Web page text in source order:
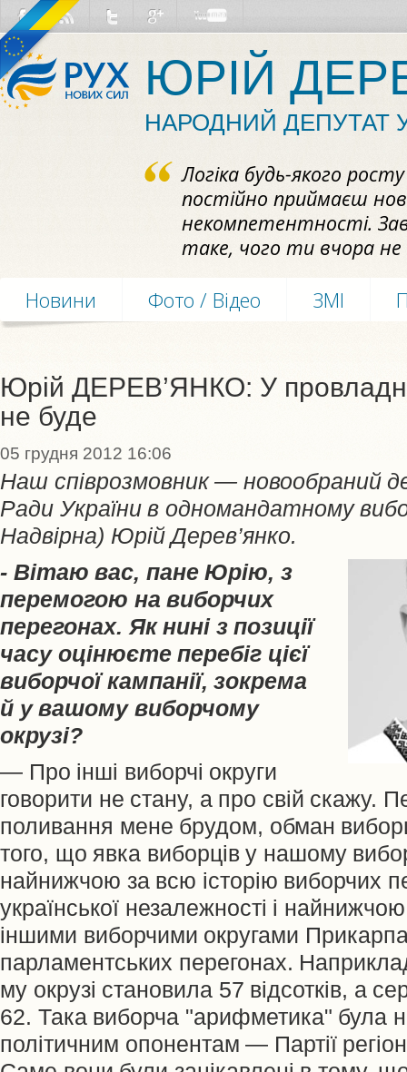
ЮРІЙ
НАРОДНИЙ ДЕПУТАТ
Логіка будь-якого
постійно приймаєш
некомпетентності.
таке, чого ти вчора не
Новини Фото / Відео ЗМІ
Юрій ДЕРЕВ’ЯНКО: У
не буде
05 грудня 2012 16:06
Наш співрозмовник — новообраний
Ради України в одномандатному
Надвірна) Юрій Дерев’янко.
- Вітаю вас, пане Юрію, з
перемогою на виборчих
перегонах. Як нині з позиції
часу оцінюєте перебіг цієї
виборчої кампанії, зокрема
й у вашому виборчому
окрузі?
— Про інші виборчі округи
говорити не стану, а про свій скажу.
поливання мене брудом, обман
того, що явка виборців у нашому
найнижчою за всю історію виборчих
української незалежності і
іншими виборчими округами
парламентських перегонах.
му окрузі становила 57 відсотків, а
62. Така виборча "арифметика" була
політичним опонентам — Партії